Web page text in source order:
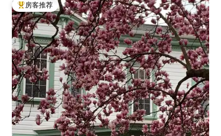
热门「房客推荐」
房客推荐